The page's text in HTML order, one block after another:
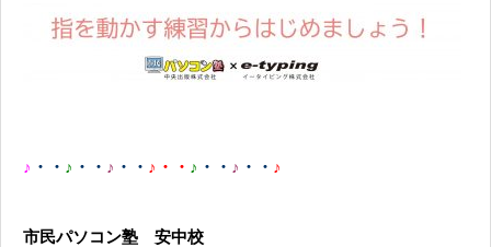
♪ ・・ ♪ ・・ ♪ ・・ ♪・・ ♪ ・・ ♪ ・・ ♪
市民パソコン塾 安中校